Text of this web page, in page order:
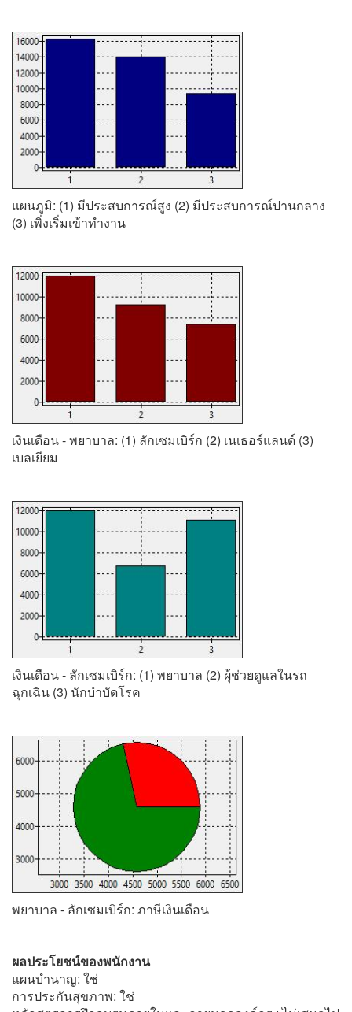
แผนภูมิ: (1) มีประสบการณ์สูง (2) มีประสบการณ์ปานกลาง
(3) เพิ่งเริ่มเข้าทำงาน
เงินเดือน - พยาบาล: (1) ลักเซมเบิร์ก (2) เนเธอร์แลนด์ (3)
เบลเยียม
เงินเดือน - ลักเซมเบิร์ก: (1) พยาบาล (2) ผุ้ช่วยดูแลในรถ
ฉุกเฉิน (3) นักบำบัดโรค
พยาบาล - ลักเซมเบิร์ก: ภาษีเงินเดือน
ผลประโยชน์ของพนักงาน
แผนบำนาญ: ใช่
การประกันสุขภาพ: ใช่